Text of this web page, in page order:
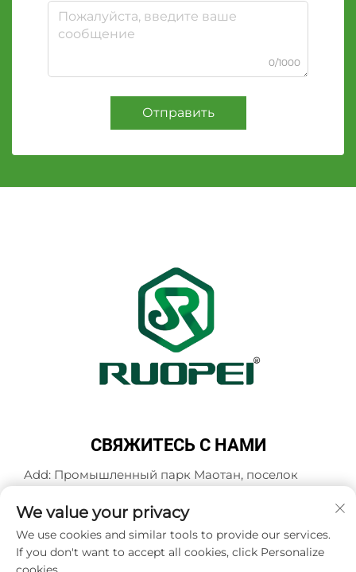
0/1000
Отправить
СВЯЖИТЕСЬ С НАМИ
Add: Промышленный парк Маотан, поселок
провинция Чжэцзян, Китай
Тел.:+86-13616897017
Эл. почта:[email protected]
We value your privacy
We use cookies and similar tools to provide our services.
If you don't want to accept all cookies, click Personalize